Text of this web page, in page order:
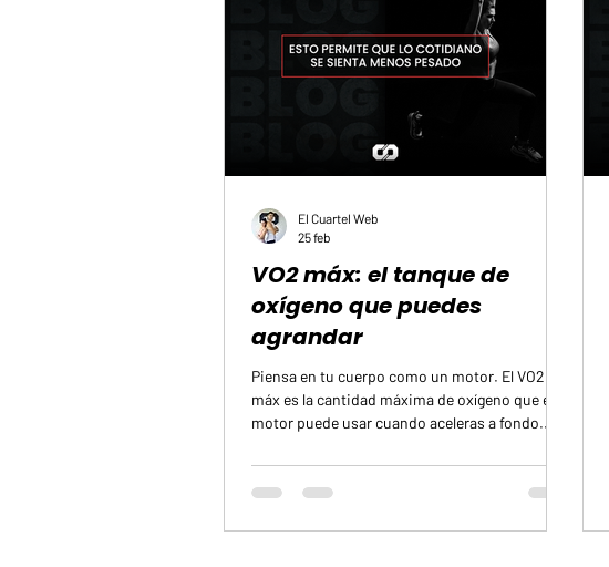
VO2 máx: el tanque de
oxígeno que puedes
agrandar
Piensa en tu cuerpo como un motor. El VO2
máx es la cantidad máxima de oxígeno que ese
motor puede usar cuando aceleras a fondo.
moverte con más soltura, subir escaleras sin
que tus pulmones se rindan o afrontar un
El Cuartel Web
25 feb